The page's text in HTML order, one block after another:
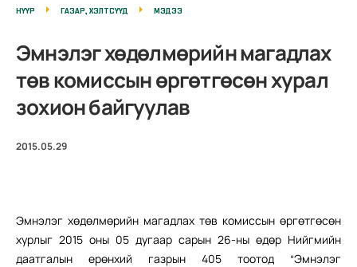
НҮҮР ГАЗАР, ХЭЛТСҮҮД МЭДЭЭ
Эмнэлэг хөдөлмөрийн магадлах
төв комиссын өргөтгөсөн хурал
зохион байгуулав
2015.05.29
Эмнэлэг хөдөлмөрийн магадлах төв комиссын өргөтгөсөн
хурлыг 2015 оны 05 дугаар сарын 26-ны өдөр Нийгмийн
даатгалын ерөнхий газрын 405 тоотод “Эмнэлэг